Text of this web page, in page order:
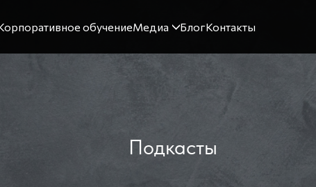
обучениеМедиа БлогКонтакты
Подкасты